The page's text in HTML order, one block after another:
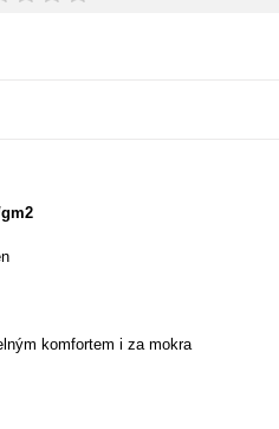
komfortem i za mokra